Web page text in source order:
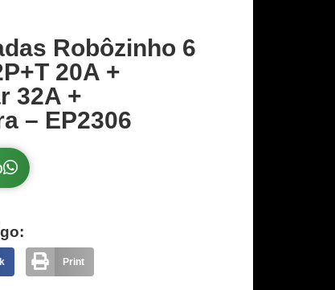
Robôzinho 6
20A +
32A +
– EP2306
Print